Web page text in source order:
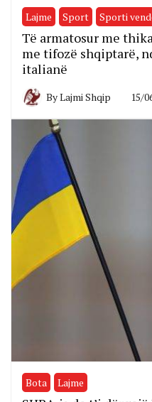
Lajme Sport Sporti
Të armatosur me
me tifozë shqiptarë,
italianë
ByLajmi Shqip 15/
Bota Lajme